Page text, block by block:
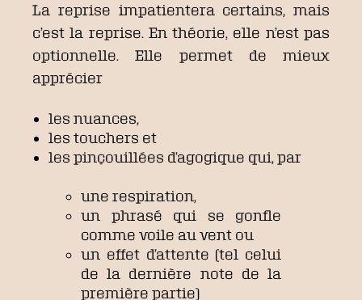
La reprise impatientera certains, mais
c’est la reprise. En théorie, elle n’est pas
optionnelle. Elle permet de mieux
apprécier
les nuances,
les touchers et
les pinçouillées d’agogique qui, par
une respiration,
un phrasé qui se gonfle
comme voile au vent ou
un effet d’attente (tel celui
de la dernière note de la
première partie)